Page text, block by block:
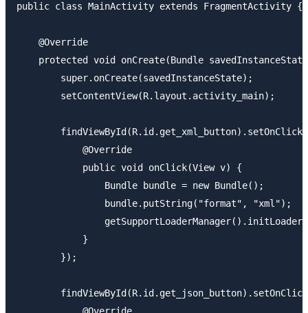
public class MainActivity extends FragmentActivity {
    @Override
protected void onCreate(Bundle
        super.onCreate(savedInstanceState);
        setContentView(R.layout.activity_main);
            @Override
            public void onClick(View v) {
                Bundle bundle = new Bundle();
                bundle.putString("format", "xml");
            }
        });